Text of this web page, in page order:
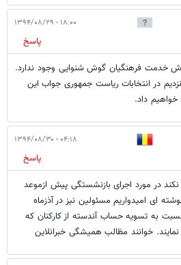
۱۸:۰۰ - ۱۳۹۴/۰۸/۲۹
پاسخ
خدمت فرهنگیان گوش شنوایی وجود ندارد.
در انتخابات ریاست جمهوری جواب این
داد.
۰۴:۱۸ - ۱۳۹۴/۰۸/۳۰
پاسخ
در مورد اجرای بازنشستگی پیش ازموعد
نوشته ای امیدواریم مسئولین نیز در آذزماه
به تسویه حساب آندسته از کارکنان که
خوانند مظالب همیشگی خبرانلاین